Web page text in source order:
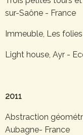
sur-Saône - France
Immeuble, Les
Light house, Ayr -
2011
Abstraction
Aubagne- France